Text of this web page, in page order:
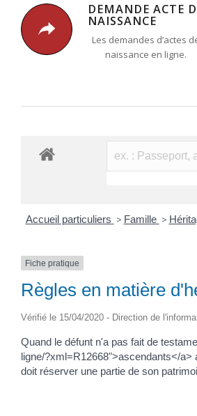
DEMANDE ACTE
NAISSANCE
Les demandes d’actes
naissance en ligne.
Accueil particuliers > Famille >
Fiche pratique
Règles en matière
Vérifié le 15/04/2020 - Direction de
Quand le défunt n'a pas fait de
ligne/?xml=R12668">ascendants</
doit réserver une partie de son